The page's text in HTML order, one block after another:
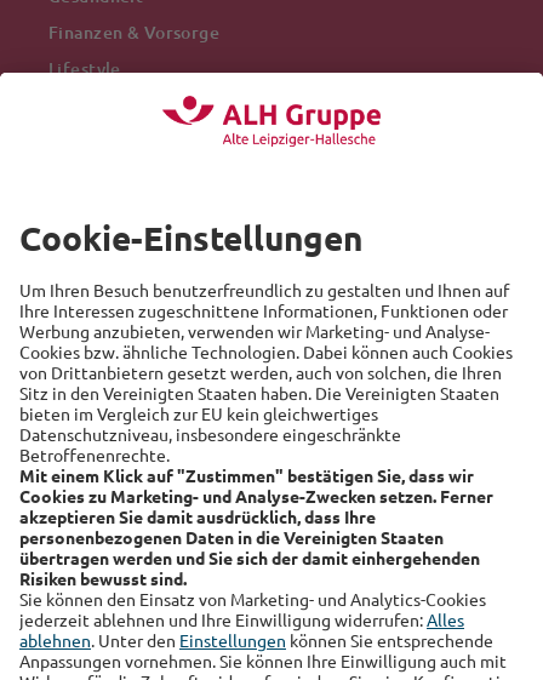
Finanzen & Vorsorge
Lifestyle
Recht
Auto
Sicherheit
Familie
Links
Alte Leipziger
Hallesche
RSS-Feed
Über uns
Kundenmagazin